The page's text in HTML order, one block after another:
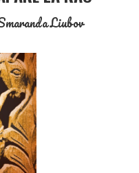
Liubov